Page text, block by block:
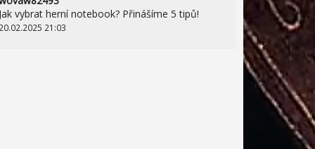
vybrat herní notebook? Přinášíme 5 tipů!
21:03